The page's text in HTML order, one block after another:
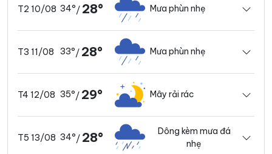
T2 10/08 34°/ 28° Mưa phùn nhẹ
T3 11/08 33°/ 28° Mưa phùn nhẹ
T4 12/08 35°/ 29° Mây rải rác
T5 13/08 34°/ 28°
Dông kèm mưa đá
nhẹ